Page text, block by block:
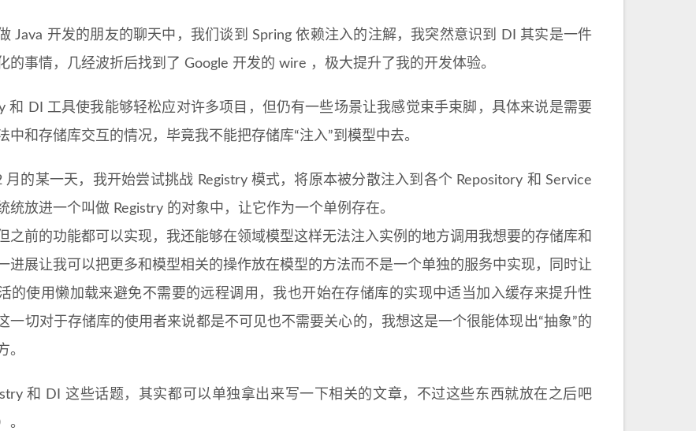
Java 开发的朋友的聊天中，我们谈到 Spring 依赖注入的注解，我突然意识到 DI 其实是一件
的事情，几经波折后找到了 Google 开发的 wire ，极大提升了我的开发体验。
和 DI 工具使我能够轻松应对许多项目，但仍有一些场景让我感觉束手束脚，具体来说是需要
中和存储库交互的情况，毕竟我不能把存储库“注入”到模型中去。
月的某一天，我开始尝试挑战 Registry 模式，将原本被分散注入到各个 Repository 和 Service
统放进一个叫做 Registry 的对象中，让它作为一个单例存在。
之前的功能都可以实现，我还能够在领域模型这样无法注入实例的地方调用我想要的存储库和
进展让我可以把更多和模型相关的操作放在模型的方法而不是一个单独的服务中实现，同时让
的使用懒加载来避免不需要的远程调用，我也开始在存储库的实现中适当加入缓存来提升性
一切对于存储库的使用者来说都是不可见也不需要关心的，我想这是一个很能体现出“抽象”的
。
和 DI 这些话题，其实都可以单独拿出来写一下相关的文章，不过这些东西就放在之后吧
。